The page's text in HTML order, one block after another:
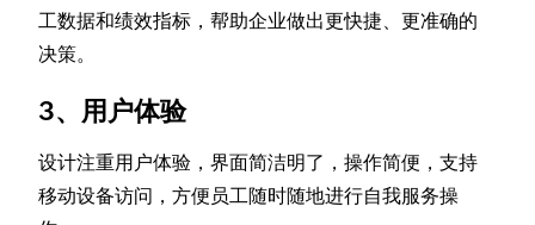
工数据和绩效指标，帮助企业做出更快捷、更准确的
决策。
3、用户体验
设计注重用户体验，界面简洁明了，操作简便，支持
移动设备访问，方便员工随时随地进行自我服务操